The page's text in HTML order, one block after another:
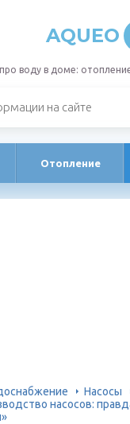
AQUEO
воду в доме:
Отопление
Насосы
насосов: